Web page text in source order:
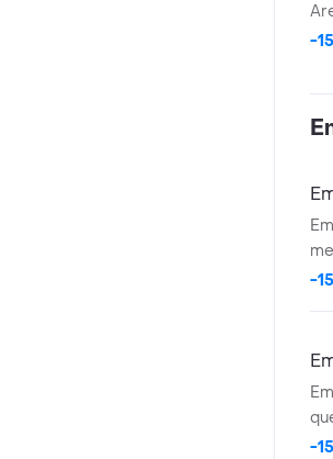
-
-
-